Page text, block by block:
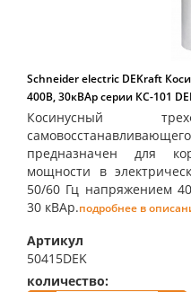
Schneider electric DEKraft
400В, 30кВАр серии КС-101
Косинусный
предназначен для
мощности в
50/60 Гц напряжением
30 кВАр.подробнее в
Артикул
50415DEK
количество: